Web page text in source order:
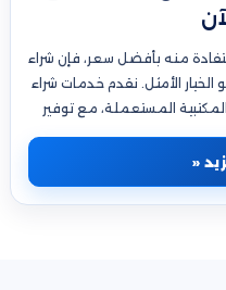
منه بأفضل سعر، فإن شراء
الأمثل. نقدم خدمات شراء
المستعملة، مع توفير
«